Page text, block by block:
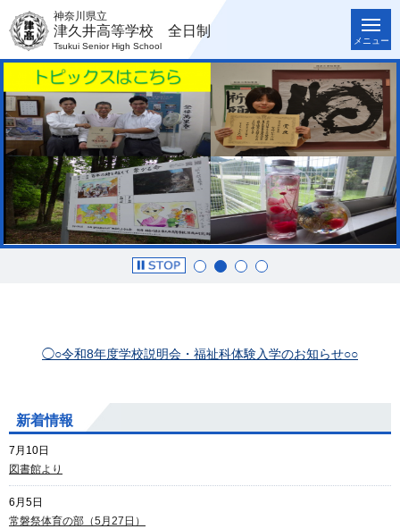
神奈川県立
津久井高等学校 全日制
Tsukui Senior High School
メニュー
◯○令和8年度学校説明会・福祉科体験入学のお知らせ○○
新着情報
7月10日
図書館より
6月5日
常磐祭体育の部（5月27日）